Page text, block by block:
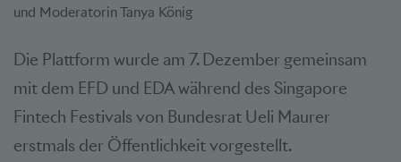
und Moderatorin Tanya König
Die Plattform wurde am 7. Dezember gemeinsam
mit dem EFD und EDA während des Singapore
Fintech Festivals von Bundesrat Ueli Maurer
erstmals der Öffentlichkeit vorgestellt.